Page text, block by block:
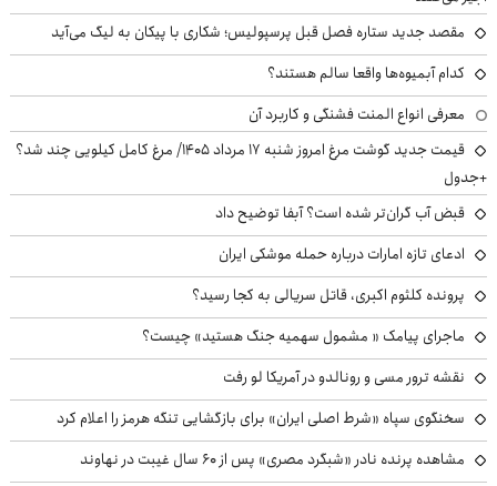
مقصد جدید ستاره فصل قبل پرسپولیس؛ شکاری با پیکان به لیگ می‌آید
کدام آبمیوه‌ها واقعا سالم هستند؟
معرفی انواع المنت فشنگی و کاربرد آن
قیمت جدید گوشت مرغ امروز شنبه ۱۷ مرداد ۱۴۰۵/ مرغ کامل کیلویی چند شد؟
+جدول
قبض آب گران‌تر شده است؟ آبفا توضیح داد
ادعای تازه امارات درباره حمله موشکی ایران
پرونده کلثوم اکبری، قاتل سریالی به کجا رسید؟
ماجرای پیامک « مشمول سهمیه جنگ هستید» چیست؟
نقشه ترور مسی و رونالدو در آمریکا لو رفت
سخنگوی سپاه «شرط اصلی ایران» برای بازگشایی تنگه هرمز را اعلام کرد
مشاهده پرنده نادر «شبگرد مصری» پس از ۶۰ سال غیبت در نهاوند